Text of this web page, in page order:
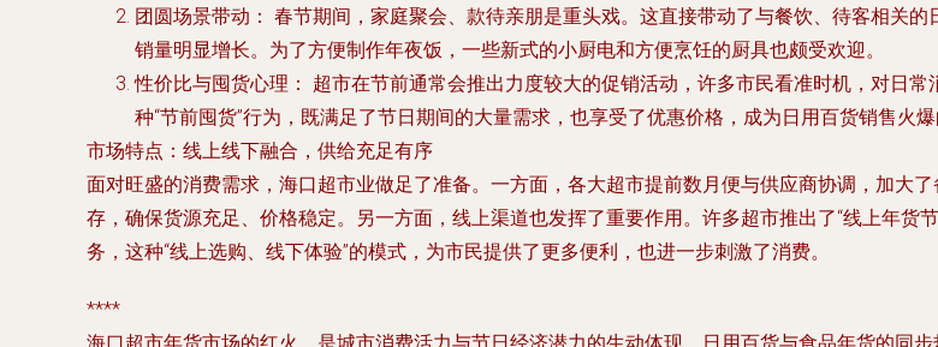
团圆场景带动： 春节期间，家庭聚会、款待亲朋是重头戏。这直接带动了与餐饮、待客相关
销量明显增长。为了方便制作年夜饭，一些新式的小厨电和方便烹饪的厨具也颇受欢迎。
性价比与囤货心理：
超市在节前通常会推出力度较大的促销活动，许多市民看准时机，对日
种“节前囤货”行为，既满足了节日期间的大量需求，也享受了优惠价格，成为日用百货销售火爆
市场特点：线上线下融合，供给充足有序
面对旺盛的消费需求，海口超市业做足了准备。一方面，各大超市提前数月便与供应商协调，加大
存，确保货源充足、价格稳定。另一方面，线上渠道也发挥了重要作用。许多超市推出了“线上年货
务，这种“线上选购、线下体验”的模式，为市民提供了更多便利，也进一步刺激了消费。
****